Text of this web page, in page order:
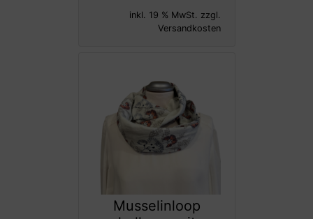
inkl. 19 % MwSt. zzgl.
Versandkosten
Musselinloop